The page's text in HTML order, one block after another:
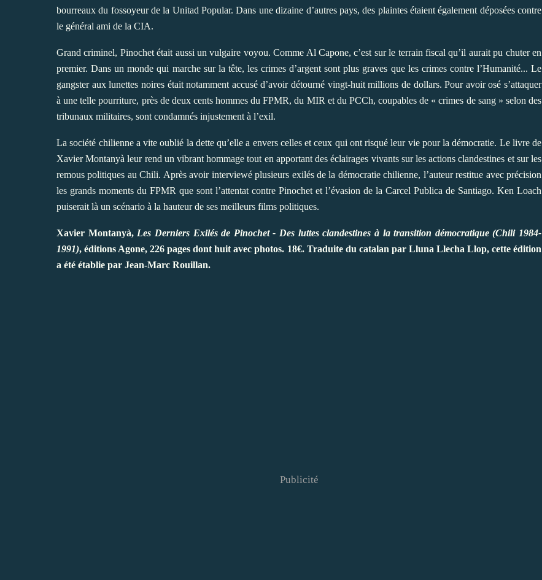
bourreaux du fossoyeur de la Unitad Popular. Dans une dizaine d’autres pays, des plaintes étaient également déposées contre
le général ami de la CIA.
Grand criminel, Pinochet était aussi un vulgaire voyou. Comme Al Capone, c’est sur le terrain fiscal qu’il aurait pu chuter en
premier. Dans un monde qui marche sur la tête, les crimes d’argent sont plus graves que les crimes contre l’Humanité... Le
gangster aux lunettes noires était notamment accusé d’avoir détourné vingt-huit millions de dollars. Pour avoir osé s’attaquer
à une telle pourriture, près de deux cents hommes du FPMR, du MIR et du PCCh, coupables de « crimes de sang » selon des
tribunaux militaires, sont condamnés injustement à l’exil.
La société chilienne a vite oublié la dette qu’elle a envers celles et ceux qui ont risqué leur vie pour la démocratie. Le livre de
Xavier Montanyà leur rend un vibrant hommage tout en apportant des éclairages vivants sur les actions clandestines et sur les
remous politiques au Chili. Après avoir interviewé plusieurs exilés de la démocratie chilienne, l’auteur restitue avec précision
les grands moments du FPMR que sont l’attentat contre Pinochet et l’évasion de la Carcel Publica de Santiago. Ken Loach
puiserait là un scénario à la hauteur de ses meilleurs films politiques.
Xavier Montanyà, Les Derniers Exilés de Pinochet - Des luttes clandestines à la transition démocratique (Chili 1984-
1991),éditions Agone, 226 pages dont huit avec photos. 18€. Traduite du catalan par Lluna Llecha Llop, cette édition
a été établie par Jean-Marc Rouillan.
Publicité